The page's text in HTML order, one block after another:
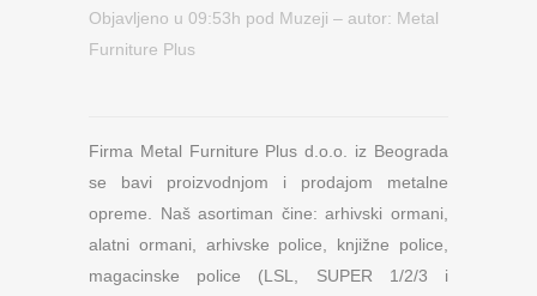
Objavljeno u 09:53h pod Muzeji – autor: Metal
Furniture Plus
Firma Metal Furniture Plus d.o.o. iz Beograda
se bavi proizvodnjom i prodajom metalne
opreme. Naš asortiman čine: arhivski ormani,
alatni ormani, arhivske police, knjižne police,
magacinske police (LSL, SUPER 1/2/3 i